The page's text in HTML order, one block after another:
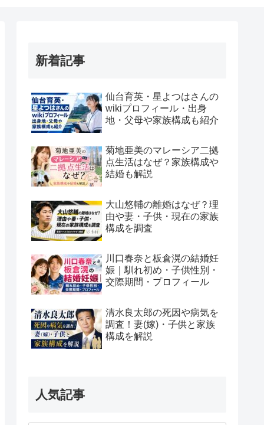
新着記事
仙台育英・星よつはさんの
wikiプロフィール・出身
地・父母や家族構成も紹介
菊地亜美のマレーシア二拠
点生活はなぜ？家族構成や
結婚も解説
大山悠輔の離婚はなぜ？理
由や妻・子供・現在の家族
構成を調査
川口春奈と板倉滉の結婚妊
娠｜馴れ初め・子供性別・
交際期間・プロフィール
清水良太郎の死因や病気を
調査！妻(嫁)・子供と家族
構成を解説
人気記事